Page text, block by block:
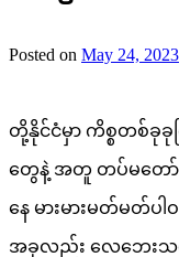
Posted on May 24, 2023
တို့နိုင်ငံမှာ ကိစ္စတစ်
တွေနဲ့ အတူ တပ်မတော်
နေ မားမားမတ်မတ်
အခုလည်း လေဘေး